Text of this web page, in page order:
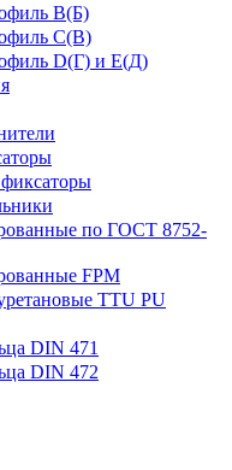
В(Б)
С(В)
D(Г) и E(Д)
по ГОСТ 8752-
FPM
TTU PU
DIN 471
DIN 472